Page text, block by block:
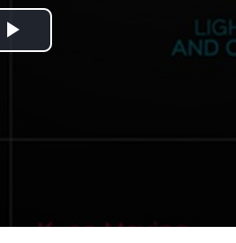
Play